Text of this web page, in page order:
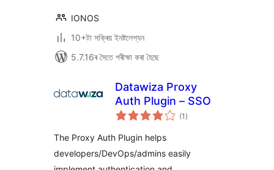
IONOS
10+টা সক্ৰিয় ইনষ্টলেশ্যন
5.7.16ৰ সৈতে পৰীক্ষা কৰা হৈছে
Datawiza Proxy
Auth Plugin – SSO
(1 টা
মুঠ)
The Proxy Auth Plugin helps
developers/DevOps/admins easily